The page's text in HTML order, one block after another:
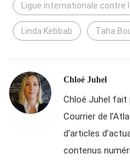
Ligue internationale
Linda Kebbab Taha
Chloé Juhel
Chloé Juhel fait
Courrier de
d’articles
contenus